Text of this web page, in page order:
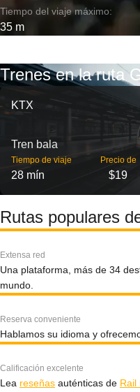
Tiempo del viaje máximo:
35 m
Trenes en la ruta
KTX
Tren bala
Tiempo de viaje
28 mín
Precio de
$19
Rutas populares
Extensa red
Una plataforma, más de 34
mundo.
Reserva conveniente
Hablamos su idioma y
Calificación excelente
Lea reseñas auténticas de Rail